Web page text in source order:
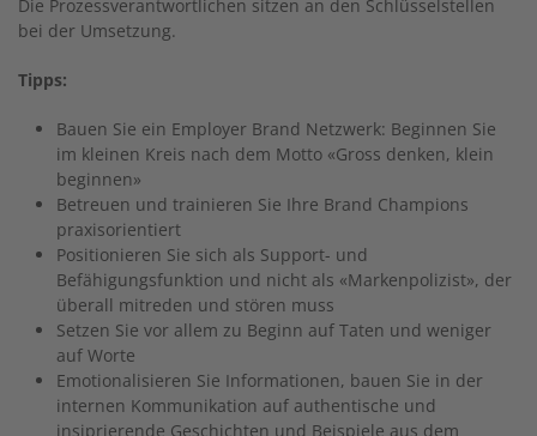
Die Prozessverantwortlichen sitzen an den Schlüsselstellen
bei der Umsetzung.
Tipps:
Bauen Sie ein Employer Brand Netzwerk: Beginnen Sie
im kleinen Kreis nach dem Motto «Gross denken, klein
beginnen»
Betreuen und trainieren Sie Ihre Brand Champions
praxisorientiert
Positionieren Sie sich als Support- und
Befähigungsfunktion und nicht als «Markenpolizist», der
überall mitreden und stören muss
Setzen Sie vor allem zu Beginn auf Taten und weniger
auf Worte
Emotionalisieren Sie Informationen, bauen Sie in der
internen Kommunikation auf authentische und
insiprierende Geschichten und Beispiele aus dem